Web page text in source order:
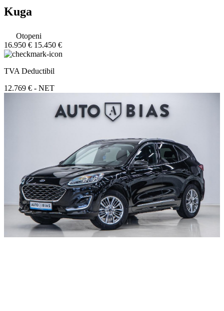
Kuga
Otopeni
16.950 € 15.450 €
TVA Deductibil
12.769 € - NET